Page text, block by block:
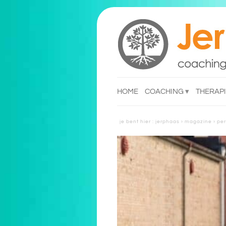
HOME COACHING
reacties ondernemers
je bent hier : jerphaas › magazine ›